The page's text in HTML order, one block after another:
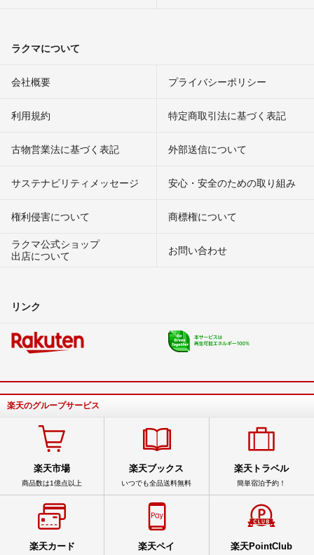
ラクマについて
会社概要 プライバシーポリシー
利用規約 特定商取引法に基づく表記
古物営業法に基づく表記 外部送信について
サステナビリティメッセージ 安心・安全のための取り組み
権利侵害について
商標権について
ラクマ公式ショップ
出店について
お問い合わせ
リンク
楽天のグループサービス
楽天市場
商品数は1億点以上
楽天ブックス
いつでも全品送料無料
楽天トラベル
簡単宿泊予約！
楽天カード 楽天ペイ 楽天PointClub